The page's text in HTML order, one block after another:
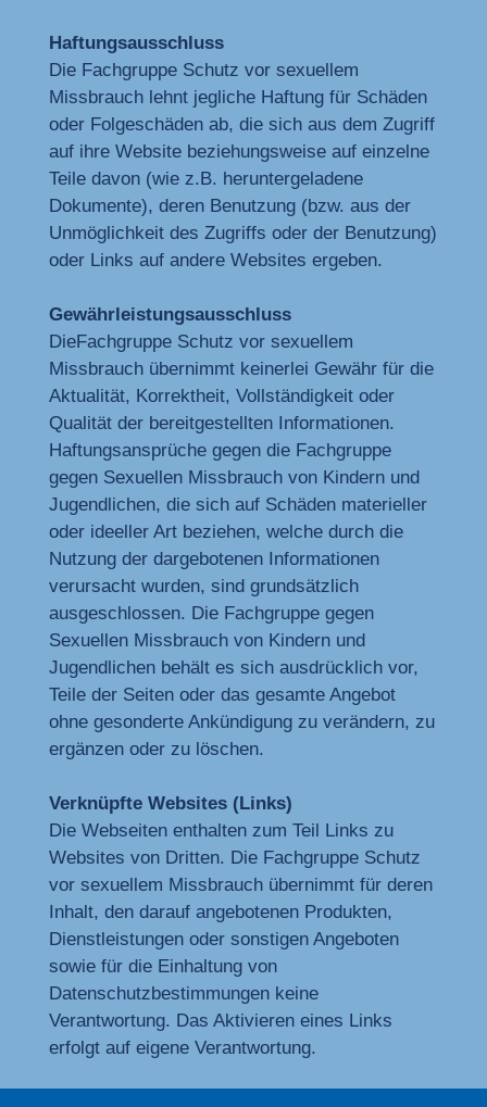
Haftungsausschluss
Die Fachgruppe Schutz vor sexuellem
Missbrauch lehnt jegliche Haftung für Schäden
oder Folgeschäden ab, die sich aus dem Zugriff
auf ihre Website beziehungsweise auf einzelne
Teile davon (wie z.B. heruntergeladene
Dokumente), deren Benutzung (bzw. aus der
Unmöglichkeit des Zugriffs oder der Benutzung)
oder Links auf andere Websites ergeben.
Gewährleistungsausschluss
DieFachgruppe Schutz vor sexuellem
Missbrauch übernimmt keinerlei Gewähr für die
Aktualität, Korrektheit, Vollständigkeit oder
Qualität der bereitgestellten Informationen.
Haftungsansprüche gegen die Fachgruppe
gegen Sexuellen Missbrauch von Kindern und
Jugendlichen, die sich auf Schäden materieller
oder ideeller Art beziehen, welche durch die
Nutzung der dargebotenen Informationen
verursacht wurden, sind grundsätzlich
ausgeschlossen. Die Fachgruppe gegen
Sexuellen Missbrauch von Kindern und
Jugendlichen behält es sich ausdrücklich vor,
Teile der Seiten oder das gesamte Angebot
ohne gesonderte Ankündigung zu verändern, zu
ergänzen oder zu löschen.
Verknüpfte Websites (Links)
Die Webseiten enthalten zum Teil Links zu
Websites von Dritten. Die Fachgruppe Schutz
vor sexuellem Missbrauch übernimmt für deren
Inhalt, den darauf angebotenen Produkten,
Dienstleistungen oder sonstigen Angeboten
sowie für die Einhaltung von
Datenschutzbestimmungen keine
Verantwortung. Das Aktivieren eines Links
erfolgt auf eigene Verantwortung.